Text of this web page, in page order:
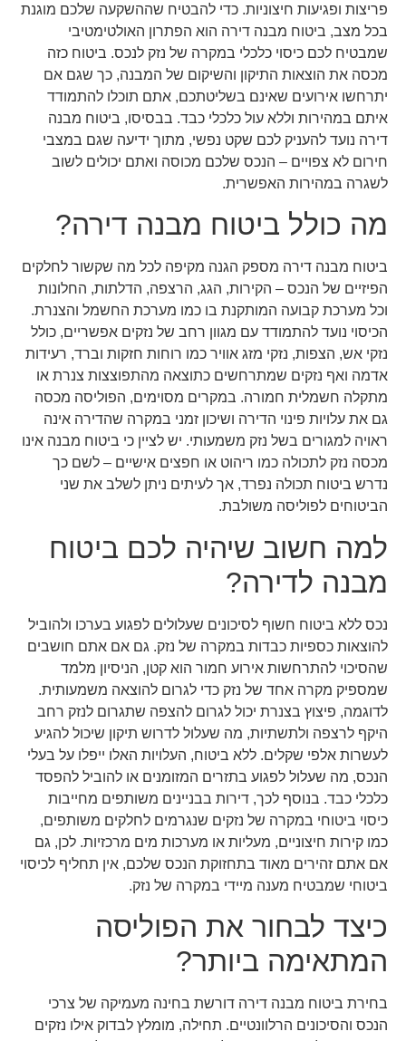
פריצות ופגיעות חיצוניות. כדי להבטיח שההשקעה שלכם מוגנת
בכל מצב, ביטוח מבנה דירה הוא הפתרון האולטימטיבי
שמבטיח לכם כיסוי כלכלי במקרה של נזק לנכס. ביטוח כזה
מכסה את הוצאות התיקון והשיקום של המבנה, כך שגם אם
יתרחשו אירועים שאינם בשליטתכם, אתם תוכלו להתמודד
איתם במהירות וללא עול כלכלי כבד. בבסיסו, ביטוח מבנה
דירה נועד להעניק לכם שקט נפשי, מתוך ידיעה שגם במצבי
חירום לא צפויים – הנכס שלכם מכוסה ואתם יכולים לשוב
לשגרה במהירות האפשרית.
מה כולל ביטוח מבנה דירה?
ביטוח מבנה דירה מספק הגנה מקיפה לכל מה שקשור לחלקים
הפיזיים של הנכס – הקירות, הגג, הרצפה, הדלתות, החלונות
וכל מערכת קבועה המותקנת בו כמו מערכת החשמל והצנרת.
הכיסוי נועד להתמודד עם מגוון רחב של נזקים אפשריים, כולל
נזקי אש, הצפות, נזקי מזג אוויר כמו רוחות חזקות וברד, רעידות
אדמה ואף נזקים שמתרחשים כתוצאה מהתפוצצות צנרת או
מתקלה חשמלית חמורה. במקרים מסוימים, הפוליסה מכסה
גם את עלויות פינוי הדירה ושיכון זמני במקרה שהדירה אינה
ראויה למגורים בשל נזק משמעותי. יש לציין כי ביטוח מבנה אינו
מכסה נזק לתכולה כמו ריהוט או חפצים אישיים – לשם כך
נדרש ביטוח תכולה נפרד, אך לעיתים ניתן לשלב את שני
הביטוחים לפוליסה משולבת.
למה חשוב שיהיה לכם ביטוח
מבנה לדירה?
נכס ללא ביטוח חשוף לסיכונים שעלולים לפגוע בערכו ולהוביל
להוצאות כספיות כבדות במקרה של נזק. גם אם אתם חושבים
שהסיכוי להתרחשות אירוע חמור הוא קטן, הניסיון מלמד
שמספיק מקרה אחד של נזק כדי לגרום להוצאה משמעותית.
לדוגמה, פיצוץ בצנרת יכול לגרום להצפה שתגרום לנזק רחב
היקף לרצפה ולתשתיות, מה שעלול לדרוש תיקון שיכול להגיע
לעשרות אלפי שקלים. ללא ביטוח, העלויות האלו ייפלו על בעלי
הנכס, מה שעלול לפגוע בתזרים המזומנים או להוביל להפסד
כלכלי כבד. בנוסף לכך, דירות בבניינים משותפים מחייבות
כיסוי ביטוחי במקרה של נזקים שנגרמים לחלקים משותפים,
כמו קירות חיצוניים, מעליות או מערכות מים מרכזיות. לכן, גם
אם אתם זהירים מאוד בתחזוקת הנכס שלכם, אין תחליף לכיסוי
ביטוחי שמבטיח מענה מיידי במקרה של נזק.
כיצד לבחור את הפוליסה
המתאימה ביותר?
בחירת ביטוח מבנה דירה דורשת בחינה מעמיקה של צרכי
הנכס והסיכונים הרלוונטיים. תחילה, מומלץ לבדוק אילו נזקים